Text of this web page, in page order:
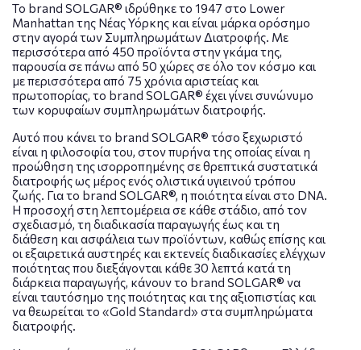
Το brand SOLGAR® ιδρύθηκε το 1947 στο Lower
Manhattan της Νέας Υόρκης και είναι μάρκα ορόσημο
στην αγορά των Συμπληρωμάτων Διατροφής. Με
περισσότερα από 450 προϊόντα στην γκάμα της,
παρουσία σε πάνω από 50 χώρες σε όλο τον κόσμο και
με περισσότερα από 75 χρόνια αριστείας και
πρωτοπορίας, το brand SOLGAR® έχει γίνει συνώνυμο
των κορυφαίων συμπληρωμάτων διατροφής.
Αυτό που κάνει το brand SOLGAR® τόσο ξεχωριστό
είναι η φιλοσοφία του, στον πυρήνα της οποίας είναι η
προώθηση της ισορροπημένης σε θρεπτικά συστατικά
διατροφής ως μέρος ενός ολιστικά υγιεινού τρόπου
ζωής. Για το brand SOLGAR®, η ποιότητα είναι στο DNA.
Η προσοχή στη λεπτομέρεια σε κάθε στάδιο, από τον
σχεδιασμό, τη διαδικασία παραγωγής έως και τη
διάθεση και ασφάλεια των προϊόντων, καθώς επίσης και
οι εξαιρετικά αυστηρές και εκτενείς διαδικασίες ελέγχων
ποιότητας που διεξάγονται κάθε 30 λεπτά κατά τη
διάρκεια παραγωγής, κάνουν το brand SOLGAR® να
είναι ταυτόσημο της ποιότητας και της αξιοπιστίας και
να θεωρείται το «Gold Standard» στα συμπληρώματα
διατροφής.